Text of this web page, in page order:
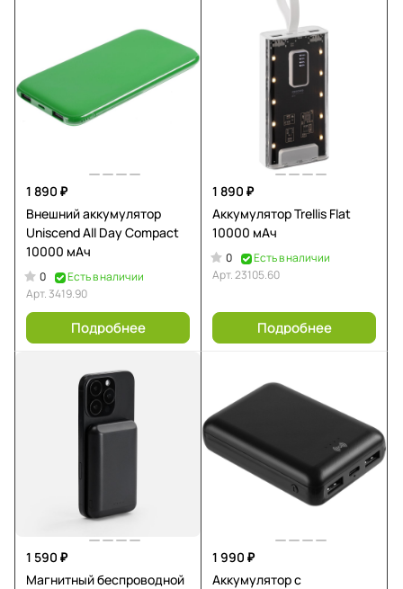
1 890 ₽
Внешний аккумулятор
Uniscend All Day Compact
10000 мАч
0
Есть в наличии
Арт.3419.90
Подробнее
1 890 ₽
Аккумулятор Trellis Flat
10000 мАч
0
Есть в наличии
Арт.23105.60
Подробнее
1 590 ₽
Магнитный беспроводной
1 990 ₽
Аккумулятор с